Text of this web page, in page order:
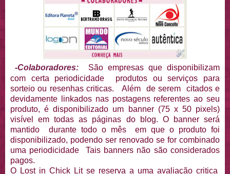
-Colaboradores:
São empresas que disponibilizam
com certa periodicidade produtos ou serviços para
sorteio ou resenhas criticas. Além de serem citados e
devidamente linkados nas postagens referentes ao seu
produto, é disponibilizado um banner (75 x 50 pixels)
visível em todas as páginas do blog. O banner será
mantido durante todo o mês em que o produto foi
disponibilizado, podendo ser renovado se for combinado
uma periodicidade Tais banners não são considerados
pagos.
O Lost in Chick Lit se reserva a uma avaliação critica